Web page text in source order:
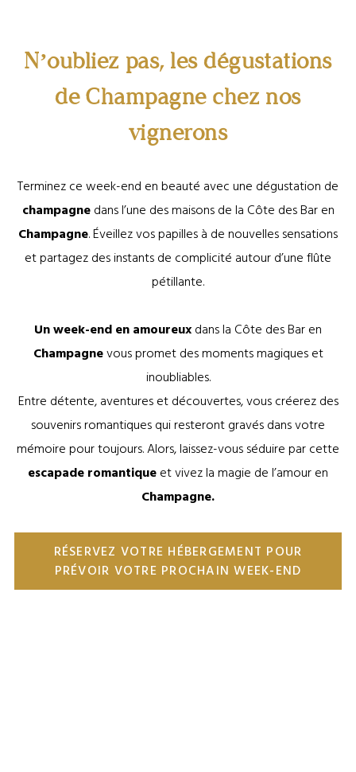
N’oubliez pas, les dégustations
de Champagne chez nos
vignerons
Terminez ce week-end en beauté avec une dégustation de
champagnedans l’une des maisons de la Côte des Bar en
Champagne. Éveillez vos papilles à de nouvelles sensations
et partagez des instants de complicité autour d’une flûte
pétillante.
Un week-end en amoureuxdans la Côte des Bar en
Champagnevous promet des moments magiques et
inoubliables.
Entre détente, aventures et découvertes, vous créerez des
souvenirs romantiques qui resteront gravés dans votre
mémoire pour toujours. Alors, laissez-vous séduire par cette
escapade romantiqueet vivez la magie de l’amour en
Champagne.
RÉSERVEZ VOTRE HÉBERGEMENT POUR
PRÉVOIR VOTRE PROCHAIN WEEK-END